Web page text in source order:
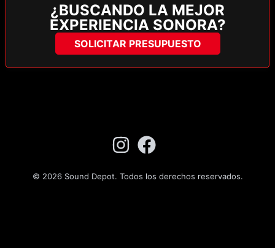
¿BUSCANDO LA MEJOR
EXPERIENCIA SONORA?
SOLICITAR PRESUPUESTO
© 2026 Sound Depot. Todos los derechos reservados.